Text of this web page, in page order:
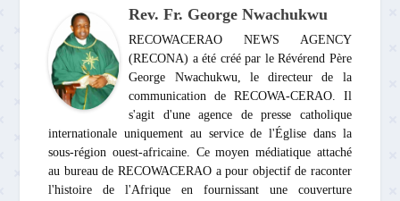
Rev. Fr. George Nwachukwu
RECOWACERAO NEWS AGENCY
(RECONA) a été créé par le Révérend Père
George Nwachukwu, le directeur de la
communication de RECOWA-CERAO. Il
s'agit d'une agence de presse catholique
internationale uniquement au service de l'Église dans la
sous-région ouest-africaine. Ce moyen médiatique attaché
au bureau de RECOWACERAO a pour objectif de raconter
l'histoire de l'Afrique en fournissant une couverture